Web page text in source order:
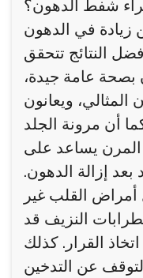
شفط الدهون؟
في الدهون
النتائج تتحقق
بصحة عامة جيدة،
ويعانون
أن مرونة الجلد
المرن يساعد على
إزالة الدهون.
القلب غير
النزيف قد
القرار. كذلك
عن التدخين